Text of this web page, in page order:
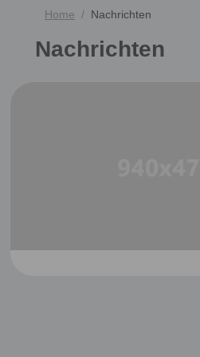
Home Nachrichten
Nachrichten